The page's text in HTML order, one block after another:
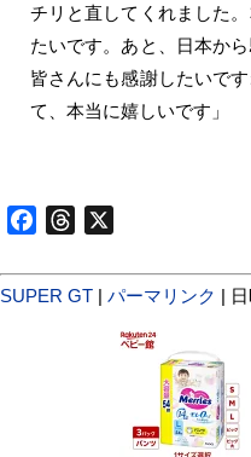
チリと直してくれました
たいです。あと、日本か
皆さんにも感謝したいで
て、本当に嬉しいです」
FacebookThreads
SUPER GT | パーマリンク |